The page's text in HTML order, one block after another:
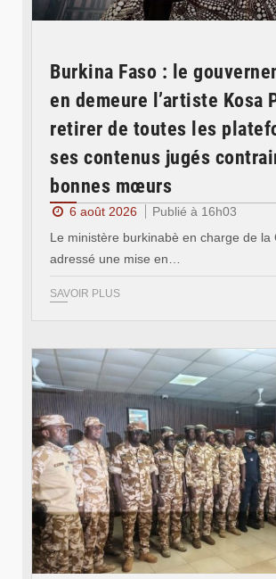
Burkina Faso : le
en demeure l’artiste Kosa
retirer de toutes les
ses contenus jugés
bonnes mœurs
6 août 2026
Publié à 16h03
Le ministère burkinabè en charge de la
adressé une mise en…
SAVOIR PLUS